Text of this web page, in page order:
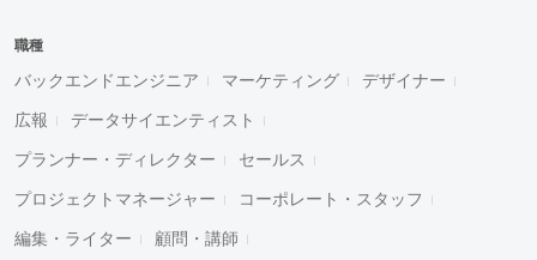
職種
バックエンドエンジニア マーケティング デザイナー
広報 データサイエンティスト
プランナー・ディレクター セールス
プロジェクトマネージャー コーポレート・スタッフ
編集・ライター 顧問・講師